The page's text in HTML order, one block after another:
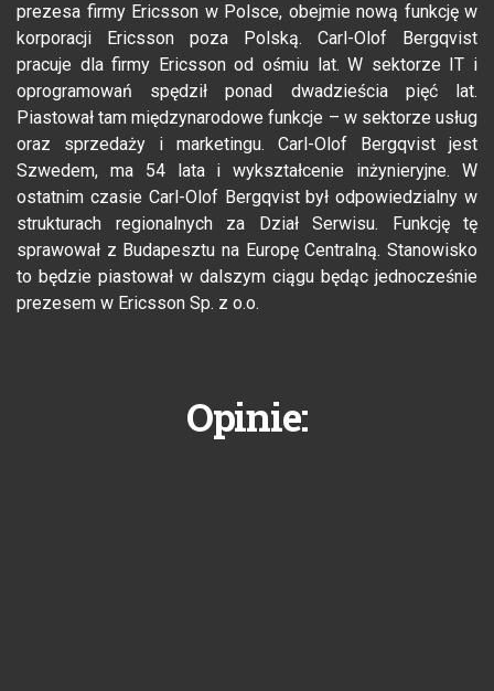
prezesa firmy Ericsson w Polsce, obejmie nową funkcję w
korporacji Ericsson poza Polską. Carl-Olof Bergqvist
pracuje dla firmy Ericsson od ośmiu lat. W sektorze IT i
oprogramowań spędził ponad dwadzieścia pięć lat.
Piastował tam międzynarodowe funkcje – w sektorze usług
oraz sprzedaży i marketingu. Carl-Olof Bergqvist jest
Szwedem, ma 54 lata i wykształcenie inżynieryjne. W
ostatnim czasie Carl-Olof Bergqvist był odpowiedzialny w
strukturach regionalnych za Dział Serwisu. Funkcję tę
sprawował z Budapesztu na Europę Centralną. Stanowisko
to będzie piastował w dalszym ciągu będąc jednocześnie
prezesem w Ericsson Sp. z o.o.
Opinie: